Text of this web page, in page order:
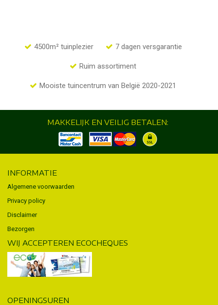
4500m² tuinplezier 7 dagen versgarantie
Ruim assortiment
Mooiste tuincentrum van België 2020-2021
MAKKELIJK EN VEILIG BETALEN:
INFORMATIE
Algemene voorwaarden
Privacy policy
Disclaimer
Bezorgen
WIJ ACCEPTEREN ECOCHEQUES
OPENINGSUREN